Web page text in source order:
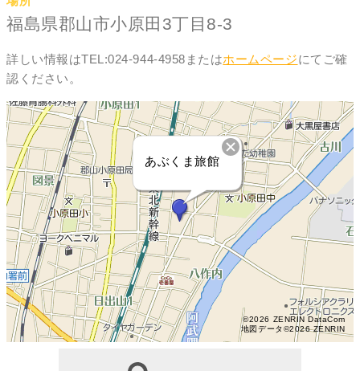
福島県郡山市小原田3丁目8-3
詳しい情報はTEL:024-944-4958またはホームページにてご確
認ください。
あぶくま旅館
©2026 ZENRIN DataCom
地図データ©2026 ZENRIN